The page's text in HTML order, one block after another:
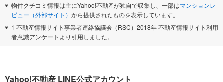
物件クチコミ情報は主にYahoo!不動産が独自で収集し、一部はマンションレ
ビュー（外部サイト） から提供されたものを表示しています。
1 不動産情報サイト事業者連絡協議会（RSC）2018年 不動産情報サイト利用
者意識アンケートより引用しました。
Yahoo!不動産 LINE公式アカウント